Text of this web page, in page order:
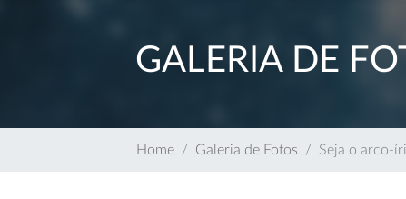
GALERIA DE
Home Galeria de Fotos Seja o arco-